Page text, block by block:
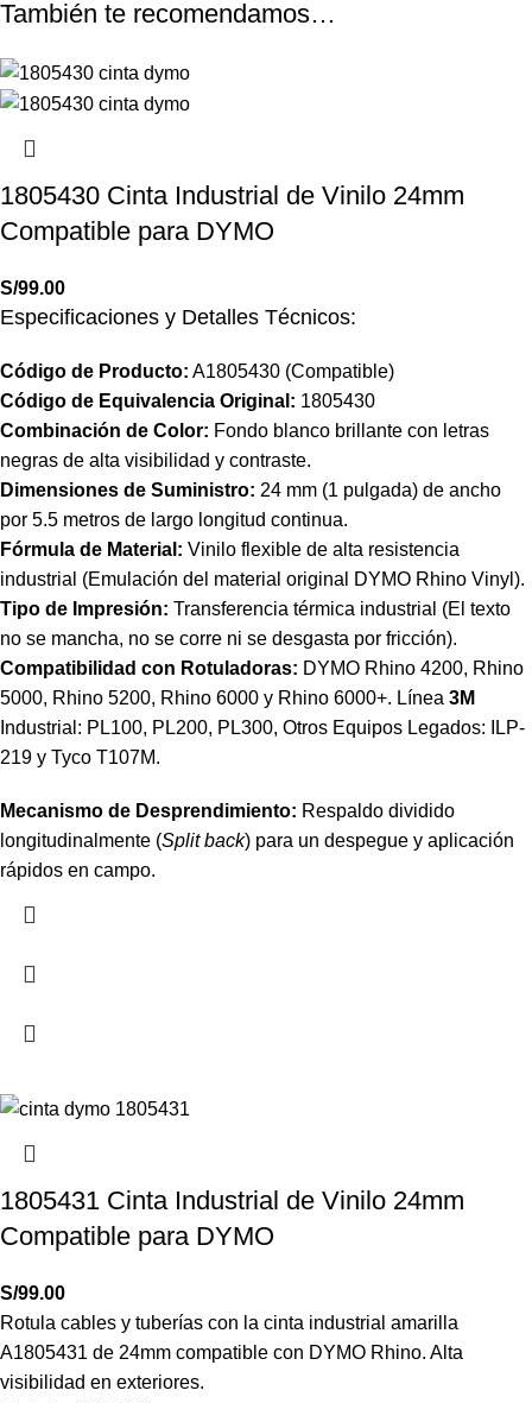
También te recomendamos…
1805430 Cinta Industrial de Vinilo 24mm
Compatible para DYMO
S/99.00
Especificaciones y Detalles Técnicos:
Código de Producto: A1805430 (Compatible)
Código de Equivalencia Original: 1805430
Combinación de Color: Fondo blanco brillante con letras
negras de alta visibilidad y contraste.
Dimensiones de Suministro: 24 mm (1 pulgada) de ancho
por 5.5 metros de largo longitud continua.
Fórmula de Material: Vinilo flexible de alta resistencia
industrial (Emulación del material original DYMO Rhino Vinyl).
Tipo de Impresión: Transferencia térmica industrial (El texto
no se mancha, no se corre ni se desgasta por fricción).
Compatibilidad con Rotuladoras: DYMO Rhino 4200, Rhino
5000, Rhino 5200, Rhino 6000 y Rhino 6000+. Línea 3M
Industrial: PL100, PL200, PL300, Otros Equipos Legados: ILP-
219 y Tyco T107M.
Mecanismo de Desprendimiento: Respaldo dividido
longitudinalmente (Split back) para un despegue y aplicación
rápidos en campo.
1805431 Cinta Industrial de Vinilo 24mm
Compatible para DYMO
S/99.00
Rotula cables y tuberías con la cinta industrial amarilla
A1805431 de 24mm compatible con DYMO Rhino. Alta
visibilidad en exteriores.